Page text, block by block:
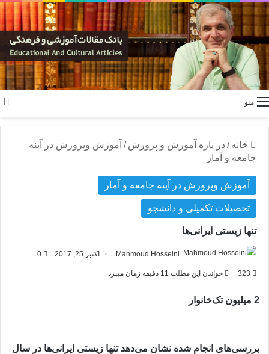
منو
خانه / در باره آمورش و پرورش / آموزش وپرورش در آینه
جامعه و آمار
آموزش وپرورش در آینه جامعه و آمار
تحصیلات تکمیلی و دانشجو
تنها زیستی ایرانی‌ها
Mahmoud Hosseini اکتبر 25, 2017 0
323 خواندن این مطلب 11 دقیقه زمان میبرد
2 میلیون تک‌خانوار
بررسی‌های انجام شده نشان می‌دهد تنها زیستی ایرانی‌ها در سال